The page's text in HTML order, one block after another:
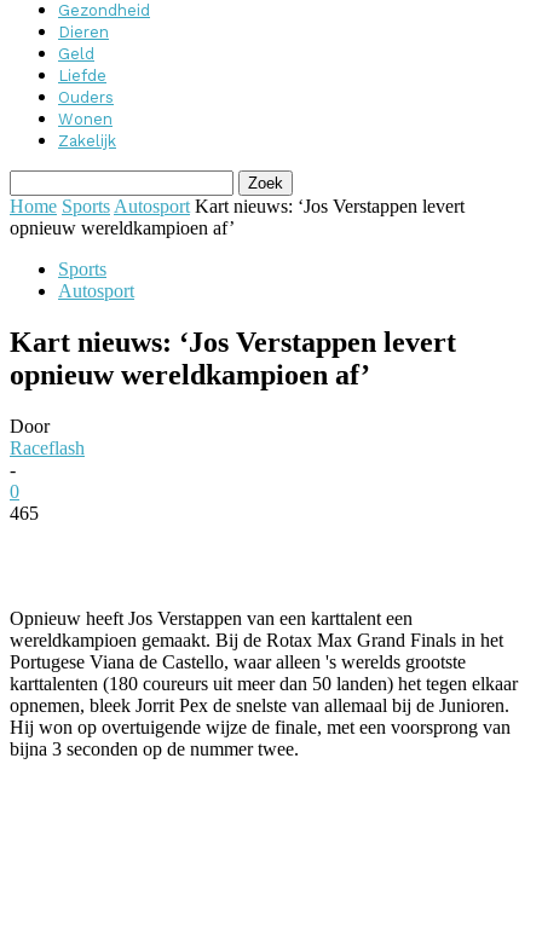
Gezondheid
Dieren
Geld
Liefde
Ouders
Wonen
Zakelijk
Home Sports Autosport Kart nieuws: ‘Jos Verstappen levert
opnieuw wereldkampioen af’
Sports
Autosport
Kart nieuws: ‘Jos Verstappen levert
opnieuw wereldkampioen af’
Door
Raceflash
-
0
465
Opnieuw heeft Jos Verstappen van een karttalent een
wereldkampioen gemaakt. Bij de Rotax Max Grand Finals in het
Portugese Viana de Castello, waar alleen 's werelds grootste
karttalenten (180 coureurs uit meer dan 50 landen) het tegen elkaar
opnemen, bleek Jorrit Pex de snelste van allemaal bij de Junioren.
Hij won op overtuigende wijze de finale, met een voorsprong van
bijna 3 seconden op de nummer twee.